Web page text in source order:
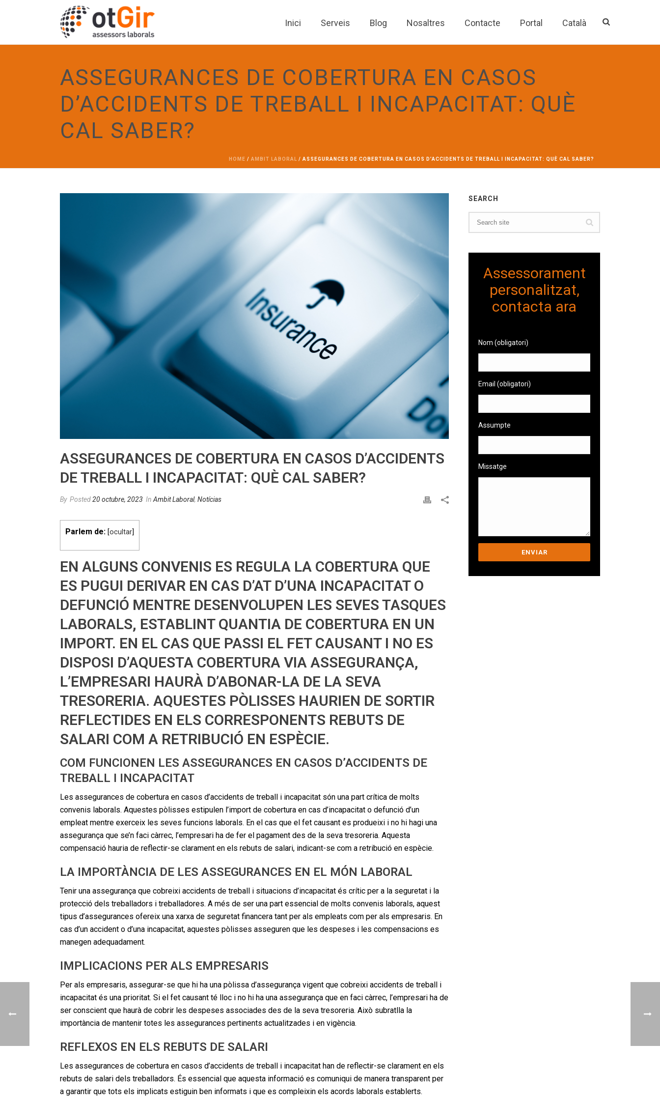
Inici Serveis Blog Nosaltres Contacte Portal Català
ASSEGURANCES DE COBERTURA EN CASOS
D’ACCIDENTS DE TREBALL I INCAPACITAT: QUÈ
CAL SABER?
HOME / AMBIT LABORAL / ASSEGURANCES DE COBERTURA EN CASOS D’ACCIDENTS DE TREBALL I INCAPACITAT: QUÈ CAL SABER?
ASSEGURANCES DE COBERTURA EN CASOS D’ACCIDENTS
DE TREBALL I INCAPACITAT: QUÈ CAL SABER?
By Posted20 octubre, 2023 In Ambit Laboral, Notícias
Parlem de: [ocultar]
EN ALGUNS CONVENIS ES REGULA LA COBERTURA QUE
ES PUGUI DERIVAR EN CAS D’AT D’UNA INCAPACITAT O
DEFUNCIÓ MENTRE DESENVOLUPEN LES SEVES TASQUES
LABORALS, ESTABLINT QUANTIA DE COBERTURA EN UN
IMPORT. EN EL CAS QUE PASSI EL FET CAUSANT I NO ES
DISPOSI D’AQUESTA COBERTURA VIA ASSEGURANÇA,
L’EMPRESARI HAURÀ D’ABONAR-LA DE LA SEVA
TRESORERIA. AQUESTES PÒLISSES HAURIEN DE SORTIR
REFLECTIDES EN ELS CORRESPONENTS REBUTS DE
SALARI COM A RETRIBUCIÓ EN ESPÈCIE.
COM FUNCIONEN LES ASSEGURANCES EN CASOS D’ACCIDENTS DE
TREBALL I INCAPACITAT
Les assegurances de cobertura en casos d’accidents de treball i incapacitat són una part crítica de molts
convenis laborals. Aquestes pòlisses estipulen l’import de cobertura en cas d’incapacitat o defunció d’un
empleat mentre exerceix les seves funcions laborals. En el cas que el fet causant es produeixi i no hi hagi una
assegurança que se’n faci càrrec, l’empresari ha de fer el pagament des de la seva tresoreria. Aquesta
compensació hauria de reflectir-se clarament en els rebuts de salari, indicant-se com a retribució en espècie.
LA IMPORTÀNCIA DE LES ASSEGURANCES EN EL MÓN LABORAL
Tenir una assegurança que cobreixi accidents de treball i situacions d’incapacitat és crític per a la seguretat i la
protecció dels treballadors i treballadores. A més de ser una part essencial de molts convenis laborals, aquest
tipus d’assegurances ofereix una xarxa de seguretat financera tant per als empleats com per als empresaris. En
cas d’un accident o d’una incapacitat, aquestes pòlisses asseguren que les despeses i les compensacions es
manegen adequadament.
IMPLICACIONS PER ALS EMPRESARIS
Per als empresaris, assegurar-se que hi ha una pòlissa d’assegurança vigent que cobreixi accidents de treball i
incapacitat és una prioritat. Si el fet causant té lloc i no hi ha una assegurança que en faci càrrec, l’empresari ha de
ser conscient que haurà de cobrir les despeses associades des de la seva tresoreria. Això subratlla la
importància de mantenir totes les assegurances pertinents actualitzades i en vigència.
REFLEXOS EN ELS REBUTS DE SALARI
Les assegurances de cobertura en casos d’accidents de treball i incapacitat han de reflectir-se clarament en els
rebuts de salari dels treballadors. És essencial que aquesta informació es comuniqui de manera transparent per
a garantir que tots els implicats estiguin ben informats i que es compleixin els acords laborals establerts.
SEARCH
Assessorament
personalitzat,
contacta ara
Nom (obligatori)
Email (obligatori)
Assumpte
Missatge